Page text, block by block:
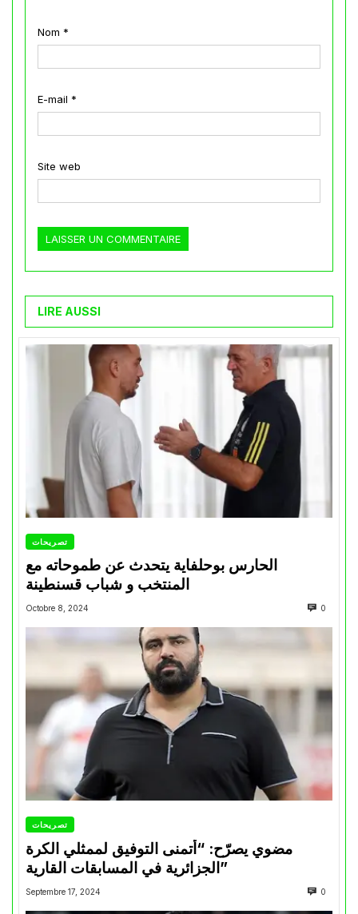
Nom *
E-mail *
Site web
LIRE AUSSI
تصريحات
الحارس بوحلفاية يتحدث عن طموحاته مع
المنتخب و شباب قسنطينة
Octobre 8, 2024 0
تصريحات
مضوي يصرّح: “أتمنى التوفيق لممثلي الكرة
الجزائرية في المسابقات القارية”
Septembre 17, 2024 0